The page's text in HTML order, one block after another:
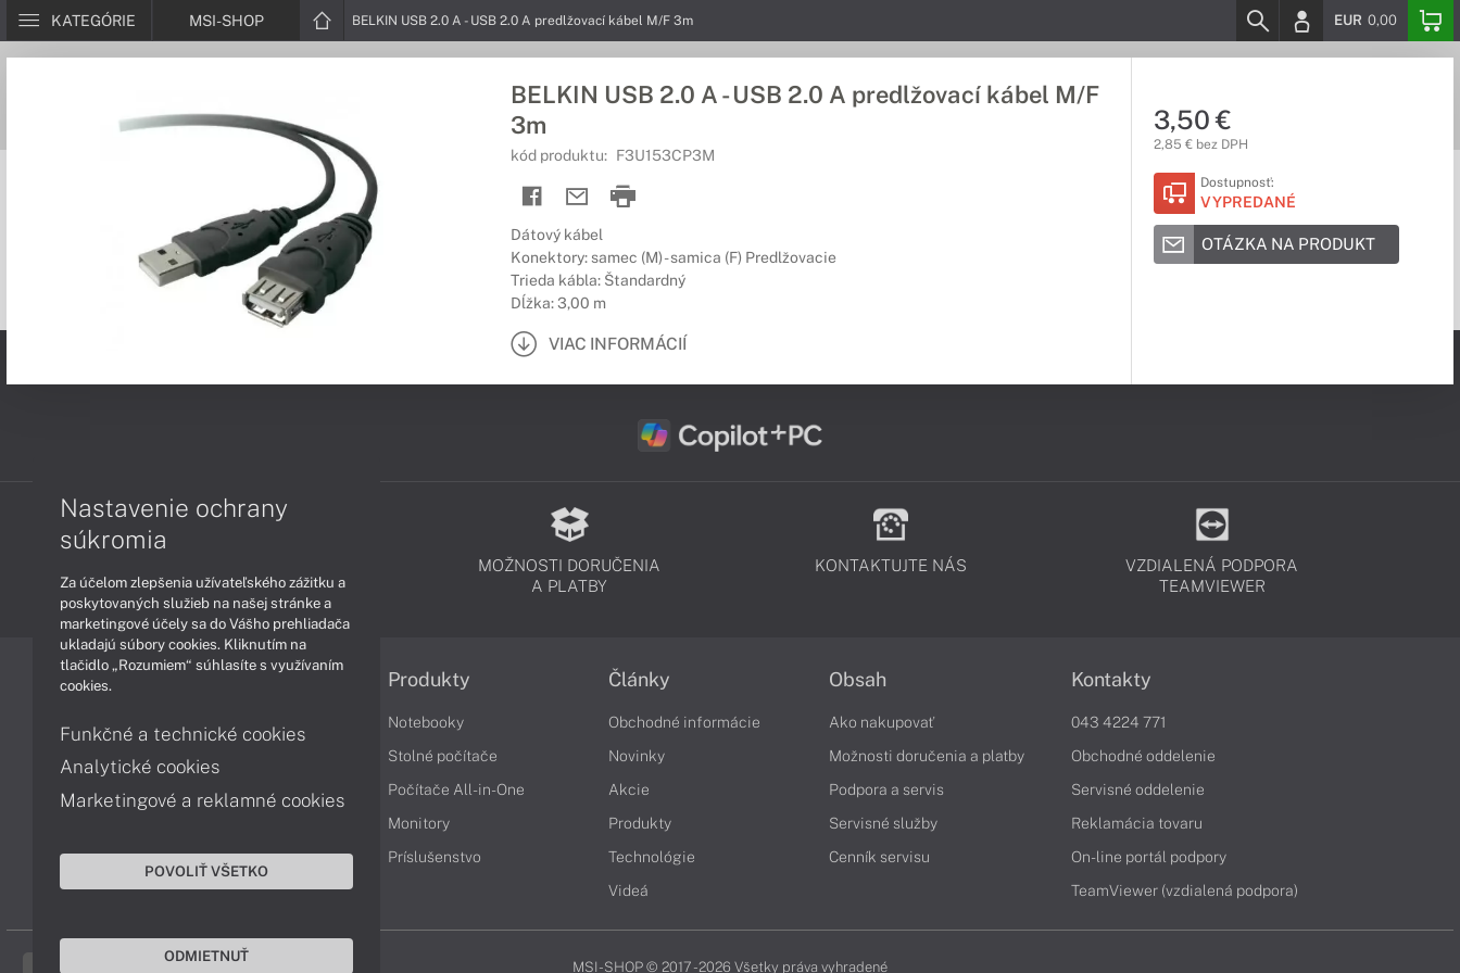
KATEGÓRIE MSI-SHOP BELKIN USB 2.0 A - USB 2.0 A predlžovací kábel M/F 3m EUR 0,00
BELKIN USB 2.0 A - USB 2.0 A predlžovací kábel M/F
3m
kód produktu: F3U153CP3M
Dátový kábel
Konektory: samec (M) - samica (F) Predlžovacie
Trieda kábla: Štandardný
Dĺžka: 3,00 m
VIAC INFORMÁCIÍ
3,50 €
2,85 € bez DPH
Dostupnosť:
VYPREDANÉ
OTÁZKA NA PRODUKT
MOŽNOSTI DORUČENIA
A PLATBY
KONTAKTUJTE NÁS
VZDIALENÁ PODPORA
TEAMVIEWER
Reklamačné podmienky
Ochrana osobných údajov
Vyhlásenie o prístupnosti
Cookies
Produkty
Notebooky
Stolné počítače
Počítače All-in-One
Monitory
Príslušenstvo
Články
Obchodné informácie
Novinky
Akcie
Produkty
Technológie
Videá
Obsah
Ako nakupovať
Možnosti doručenia a platby
Podpora a servis
Servisné služby
Cenník servisu
Kontakty
043 4224 771
Obchodné oddelenie
Servisné oddelenie
Reklamácia tovaru
On-line portál podpory
TeamViewer (vzdialená podpora)
MSI-SHOP © 2017 - 2026 Všetky práva vyhradené
Nastavenie ochrany
súkromia
Za účelom zlepšenia užívateľského zážitku a
poskytovaných služieb na našej stránke a
marketingové účely sa do Vášho prehliadača
ukladajú súbory cookies. Kliknutím na
tlačidlo „Rozumiem“ súhlasíte s využívaním
cookies.
Funkčné a technické cookies
Analytické cookies
Marketingové a reklamné cookies
POVOLIŤ VŠETKO
ODMIETNUŤ